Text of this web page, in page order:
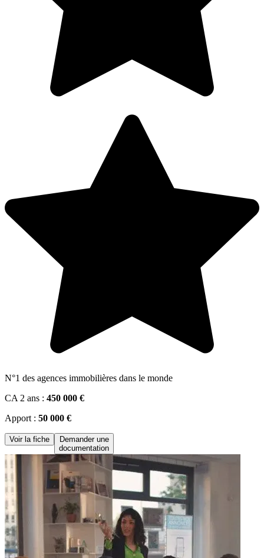
N°1 des agences immobilières dans le monde
CA 2 ans : 450 000 €
Apport : 50 000 €
Voir la fiche
Demander une
documentation